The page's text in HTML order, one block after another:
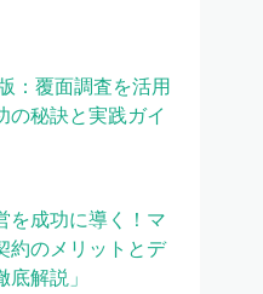
：覆面調査を活用
の秘訣と実践ガイ
を成功に導く！マ
約のメリットとデ
底解説」